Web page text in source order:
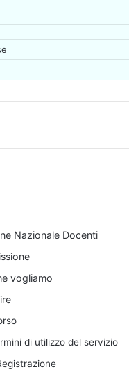
Nazionale Docenti
vogliamo
di utilizzo del servizio